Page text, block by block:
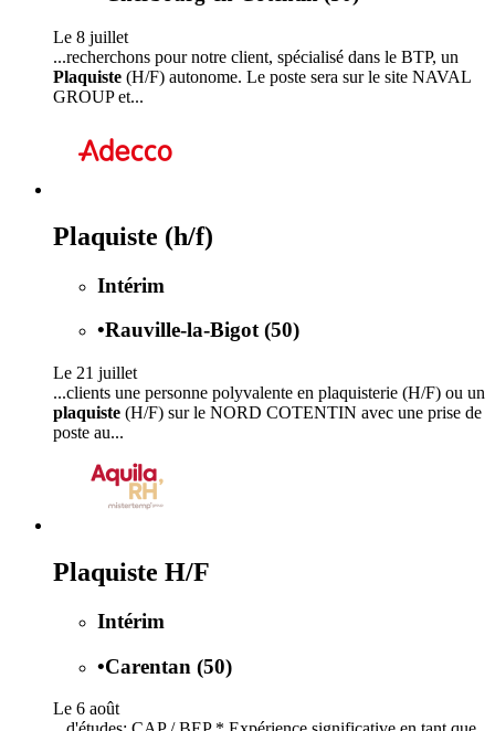
Le 8 juillet
...recherchons pour notre client, spécialisé dans le BTP, un
Plaquiste (H/F) autonome. Le poste sera sur le site NAVAL
GROUP et...
Plaquiste (h/f)
Intérim
•Rauville-la-Bigot (50)
Le 21 juillet
...clients une personne polyvalente en plaquisterie (H/F) ou un
plaquiste (H/F) sur le NORD COTENTIN avec une prise de
poste au...
Plaquiste H/F
Intérim
•Carentan (50)
Le 6 août